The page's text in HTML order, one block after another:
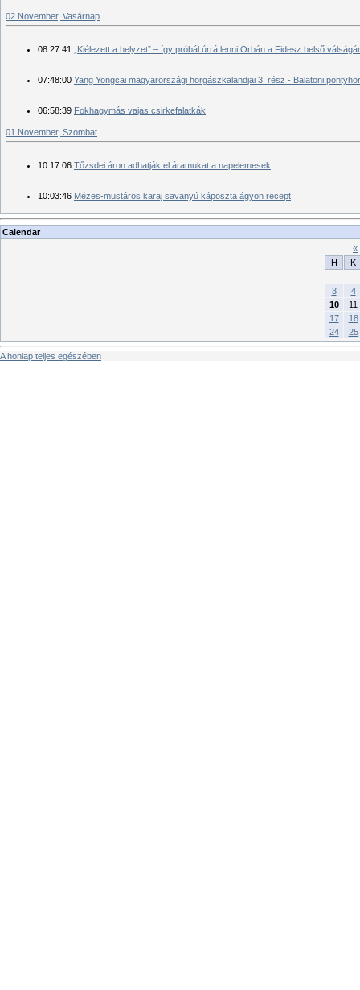
02 November, Vasárnap
08:27:41 „Kiélezett a helyzet” – így próbál úrrá lenni Orbán a Fidesz belső
07:48:00 Yang Yongcai magyarországi horgászkalandjai 3. rész - Balatoni
06:58:39 Fokhagymás vajas csirkefalatkák
01 November, Szombat
10:17:06 Tőzsdei áron adhatják el áramukat a napelemesek
10:03:46 Mézes-mustáros karaj savanyú káposzta ágyon recept
Calendar
«
H
K
3
4
10
11
17
18
24
25
A honlap teljes egészében